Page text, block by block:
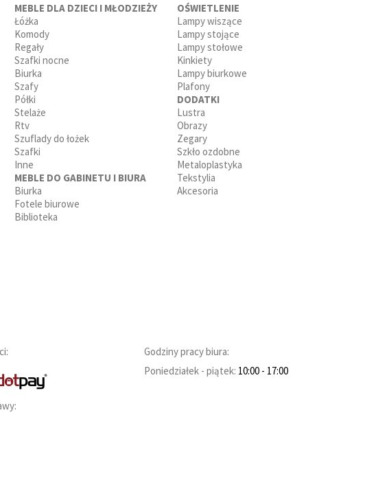
MEBLE DLA DZIECI I MŁODZIEŻY
Łóżka
Komody
Regały
Szafki nocne
Biurka
Szafy
Półki
Stelaże
Rtv
Szuflady do łożek
Szafki
Inne
MEBLE DO GABINETU I BIURA
Biurka
Fotele biurowe
Biblioteka
OŚWIETLENIE
Lampy wiszące
Lampy stojące
Lampy stołowe
Kinkiety
Lampy biurkowe
Plafony
DODATKI
Lustra
Obrazy
Zegary
Szkło ozdobne
Metaloplastyka
Tekstylia
Akcesoria
Godziny pracy biura:
Poniedziałek - piątek: 10:00 - 17:00